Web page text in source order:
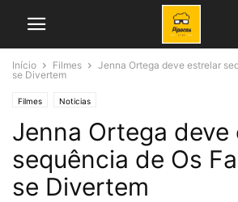
Início Filmes
Jenna Ortega deve estrelar
se Divertem
Filmes Noticias
Jenna Ortega deve
sequência de Os
se Divertem